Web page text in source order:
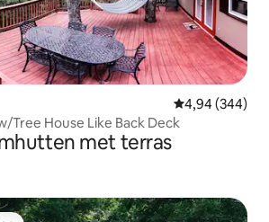
Gemiddelde
4,94 (344)
Mtn. Time House w/Tree House Like Back Deck
met terras